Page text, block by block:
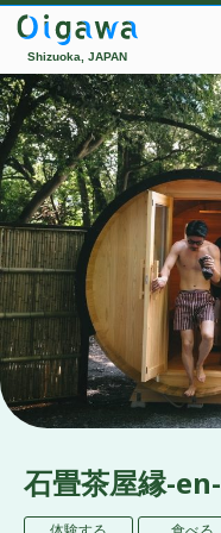
Shizuoka, JAPAN
石畳茶屋縁-en-